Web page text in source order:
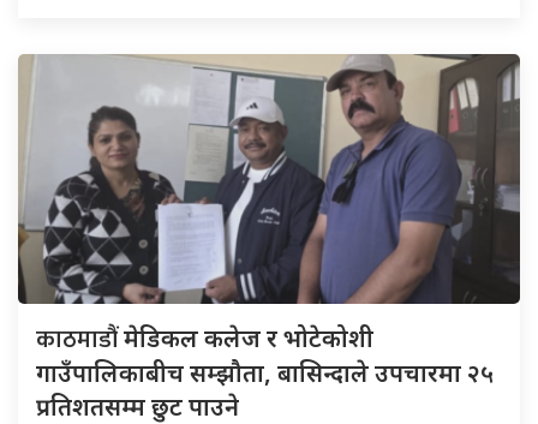
काठमाडौंमेडिकल कलेज र भोटेकोशी
गाउँपालिकाबीच सम्झौता, बासिन्दाले उपचारमा २५
प्रतिशतसम्म छुट पाउने